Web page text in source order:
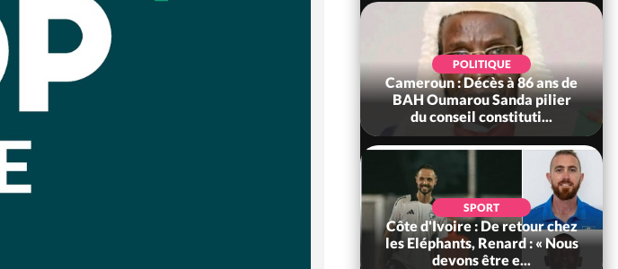
POLITIQUE
Cameroun : Décès à 86 ans de
BAH Oumarou Sanda pilier
du conseil constituti...
SPORT
Côte d'Ivoire : De retour chez
les Eléphants, Renard : « Nous
devons être e...